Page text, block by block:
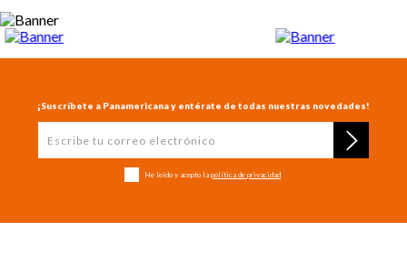
¡Suscríbete a Panamericana y entérate de todas nuestras novedades!
He leído y acepto la política de privacidad